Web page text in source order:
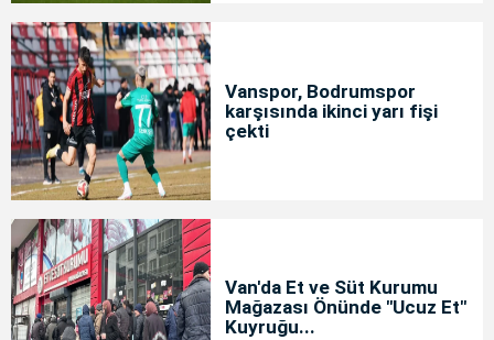
Vanspor, Bodrumspor
karşısında ikinci yarı fişi
çekti
Van'da Et ve Süt Kurumu
Mağazası Önünde "Ucuz Et"
Kuyruğu...